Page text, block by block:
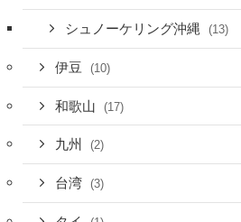
シュノーケリング沖縄 (13)
伊豆 (10)
和歌山 (17)
九州 (2)
台湾 (3)